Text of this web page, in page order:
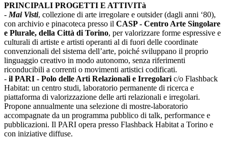
PRINCIPALI PROGETTI E ATTIVITà
- Mai Visti, collezione di arte irregolare e outsider (dagli anni ‘80),
con archivio e pinacoteca presso il CASP - Centro Arte Singolare
e Plurale, della Città di Torino, per valorizzare forme espressive e
culturali di artiste e artisti operanti al di fuori delle coordinate
convenzionali del sistema dell’arte, poiché sviluppano il proprio
linguaggio creativo in modo autonomo, senza riferimenti
riconducibili a correnti o movimenti artistici codificati.
- il PARI - Polo delle Arti Relazionali e Irregolari c/o Flashback
Habitat: un centro studi, laboratorio permanente di ricerca e
piattaforma di valorizzazione delle arti relazionali e irregolari.
Propone annualmente una selezione di mostre-laboratorio
accompagnate da un programma pubblico di talk, performance e
pubblicazioni. Il PARI opera presso Flashback Habitat a Torino e
con iniziative diffuse.